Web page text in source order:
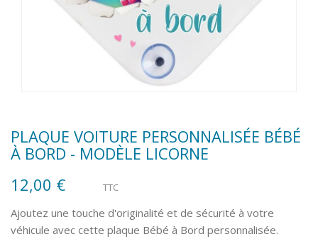
PLAQUE VOITURE PERSONNALISÉE BÉBÉ
À BORD - MODÈLE LICORNE
12,00 €
TTC
Ajoutez une touche d'originalité et de sécurité à votre
véhicule avec cette plaque Bébé à Bord personnalisée.